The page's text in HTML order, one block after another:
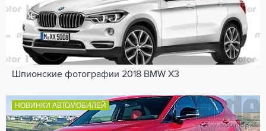
Шпионские фотографии 2018 BMW X3
НОВИНКИ АВТОМОБИЛЕЙ